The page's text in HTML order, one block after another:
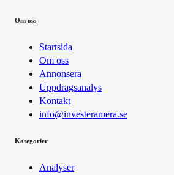
Om oss
Startsida
Om oss
Annonsera
Uppdragsanalys
Kontakt
info@investeramera.se
Kategorier
Analyser